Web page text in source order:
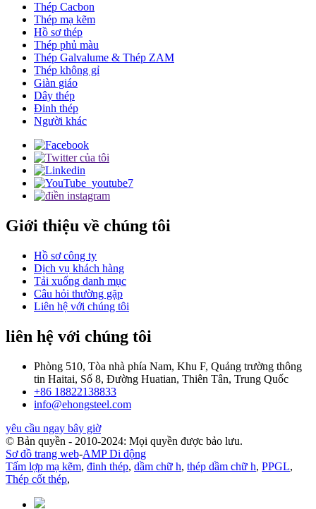
Thép Cacbon
Thép mạ kẽm
Hồ sơ thép
Thép phủ màu
Thép Galvalume & Thép ZAM
Thép không gỉ
Giàn giáo
Dây thép
Đinh thép
Người khác
Giới thiệu về chúng tôi
Hồ sơ công ty
Dịch vụ khách hàng
Tải xuống danh mục
Câu hỏi thường gặp
Liên hệ với chúng tôi
liên hệ với chúng tôi
Phòng 510, Tòa nhà phía Nam, Khu F, Quảng trường thông
tin Haitai, Số 8, Đường Huatian, Thiên Tân, Trung Quốc
+86 18822138833
info@ehongsteel.com
yêu cầu ngay bây giờ
© Bản quyền - 2010-2024: Mọi quyền được bảo lưu.
Sơ đồ trang web-AMP Di động
Tấm lợp mạ kẽm, đinh thép, dầm chữ h, thép dầm chữ h, PPGL,
Thép cốt thép,